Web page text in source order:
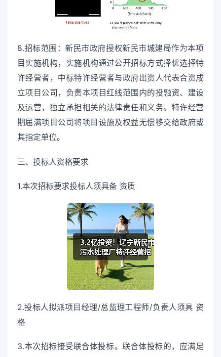
8.招标范围：新民市政府授权新民市城建局作为本项
目实施机构，实施机构通过公开招标方式择优选择特
许经营者，中标特许经营者与政府出资人代表合资成
立项目公司，负责本项目红线范围内的投融资、建设
及运营，独立承担相关的法律责任和义务。特许经营
期届满项目公司将项目设施及权益无偿移交给政府或
其指定单位。
三、投标人资格要求
1.本次招标要求投标人须具备 资质
2.投标人拟派项目经理/总监理工程师/负责人须具 资
格
3.本次招标接受联合体投标。联合体投标的，应满足